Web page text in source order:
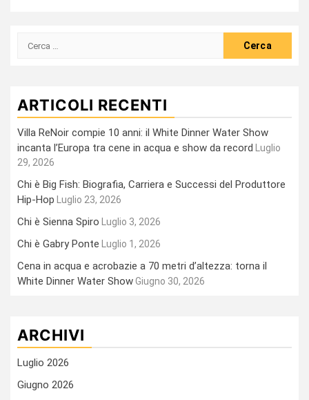
Ricerca
ARTICOLI RECENTI
Villa ReNoir compie 10 anni: il White Dinner Water Show
incanta l’Europa tra cene in acqua e show da record
Luglio
29, 2026
Chi è Big Fish: Biografia, Carriera e Successi del Produttore
Hip-Hop
Luglio 23, 2026
Chi è Sienna Spiro Luglio 3, 2026
Chi è Gabry Ponte Luglio 1, 2026
Cena in acqua e acrobazie a 70 metri d’altezza: torna il
White Dinner Water ShowGiugno 30, 2026
ARCHIVI
Luglio 2026
Giugno 2026